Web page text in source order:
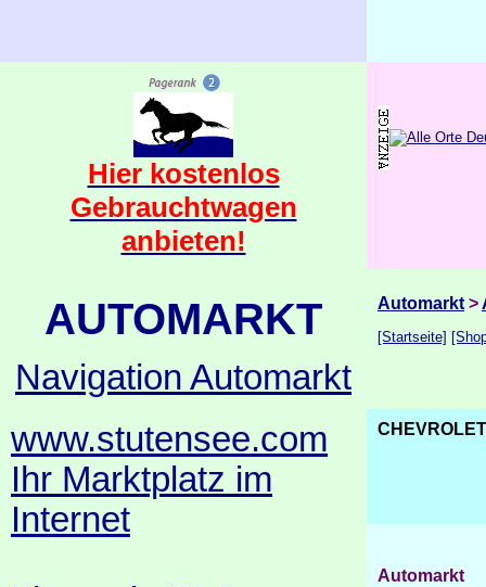
Hier kostenlos
Gebrauchtwagen
anbieten!
AUTOMARKT
Navigation Automarkt
Automarkt >
[Startseite]
www.stutensee.com
Ihr Marktplatz im
Internet
Automarkt